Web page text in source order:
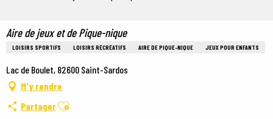
Aire de jeux et de Pique-nique
LOISIRS SPORTIFS LOISIRS RÉCRÉATIFS AIRE DE PIQUE-NIQUE JEUX POUR ENFANTS
Lac de Boulet, 82600 Saint-Sardos
M'y rendre
PartagerAjouter aux favoris